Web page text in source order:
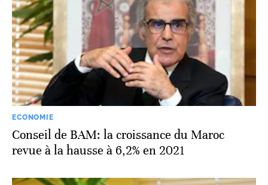
ECONOMIE
Conseil de BAM: la croissance du Maroc
revue à la hausse à 6,2% en 2021